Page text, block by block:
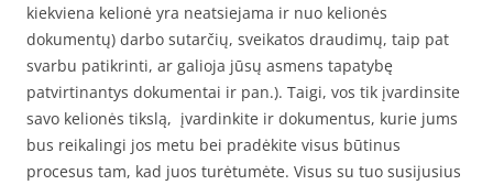
kiekviena kelionė yra neatsiejama ir nuo kelionės
dokumentų) darbo sutarčių, sveikatos draudimų, taip pat
svarbu patikrinti, ar galioja jūsų asmens tapatybę
patvirtinantys dokumentai ir pan.). Taigi, vos tik įvardinsite
savo kelionės tikslą, įvardinkite ir dokumentus, kurie jums
bus reikalingi jos metu bei pradėkite visus būtinus
procesus tam, kad juos turėtumėte. Visus su tuo susijusius